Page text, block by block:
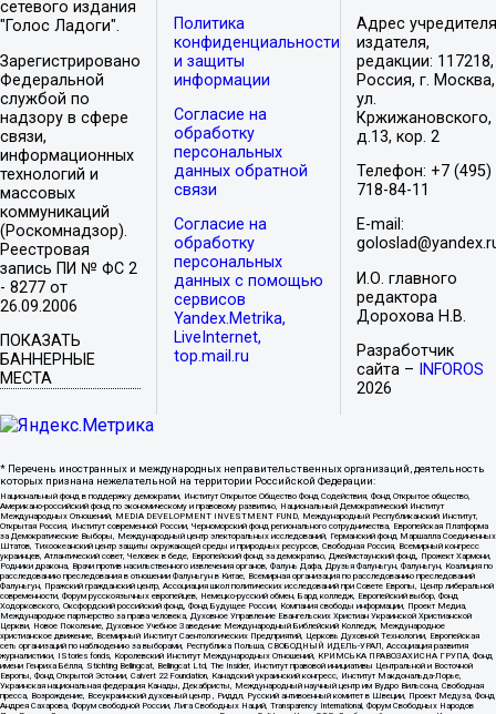
сетевого издания
"Голос Ладоги".
Зарегистрировано
Федеральной
службой по
надзору в сфере
связи,
информационных
технологий и
массовых
коммуникаций
(Роскомнадзор).
Реестровая
запись ПИ № ФС 2
- 8277 от
26.09.2006
ПОКАЗАТЬ
БАННЕРНЫЕ
МЕСТА
Политика
конфиденциальности
и защиты
информации
Согласие на
обработку
персональных
данных обратной
связи
Согласие на
обработку
персональных
данных с помощью
сервисов
Yandex.Metrika,
LiveInternet,
top.mail.ru
Адрес
издателя,
редакции: 117218,
Россия, г. Москва,
ул.
Кржижановского,
д.13, кор. 2
Телефон: +7 (495)
718-84-11
E-mail:
И.О. главного
редактора
Дорохова Н.В.
Разработчик
сайта –
INFOROS
2026
* Перечень иностранных и международных неправительственных организаций, деятельность
которых признана нежелательной на территории Российской Федерации:
Национальный фонд в поддержку демократии, Институт Открытое Общество Фонд Содействия, Фонд Открытое общество,
Американо-российский фонд по экономическому и правовому развитию, Национальный Демократический Институт
Международных Отношений, MEDIA DEVELOPMENT INVESTMENT FUND, Международный Республиканский Институт,
Открытая Россия, Институт современной России, Черноморский фонд регионального сотрудничества, Европейская Платформа
за Демократические Выборы, Международный центр электоральных исследований, Германский фонд Маршалла Соединенных
Штатов, Тихоокеанский центр защиты окружающей среды и природных ресурсов, Свободная Россия, Всемирный конгресс
украинцев, Атлантический совет, Человек в беде, Европейский фонд за демократию, Джеймстаунский фонд, Прожект Хармони,
Родники дракона, Врачи против насильственного извлечения органов, Фалунь Дафа, Друзья Фалуньгун, Фалуньгун, Коалиция по
расследованию преследования в отношении Фалуньгун в Китае, Всемирная организация по расследованию преследований
Фалуньгун, Пражский гражданский центр, Ассоциация школ политических исследований при Совете Европы, Центр либеральной
современности, Форум русскоязычных европейцев, Немецко-русский обмен, Бард колледж, Европейский выбор, Фонд
Ходорковского, Оксфордский российский фонд, Фонд Будущее России, Компания свободы информации, Проект Медиа,
Международное партнерство за права человека, Духовное Управление Евангельских Христиан Украинской Христианской
Церкви, Новое Поколение, Духовное Учебное Заведение Международный Библейский Колледж, Международное
христианское движение, Всемирный Институт Саентологических Предприятий, Церковь Духовной Технологии, Европейская
сеть организаций по наблюдению за выборами, Республика Польша, СВОБОДНЫЙ ИДЕЛЬ-УРАЛ, Ассоциация развития
журналистики, IStories fonds, Королевский Институт Международных Отношений, КРИМСЬКА ПРАВОЗАХИСНА ГРУПА, Фонд
имени Генриха Бёлля, Stichting Bellingcat, Bellingcat Ltd, The Insider, Институт правовой инициативы Центральной и Восточной
Европы, Фонд Открытой Эстонии, Calvert 22 Foundation, Канадский украинский конгресс, Институт Макдональда-Лорье,
Украинская национальная федерация Канады, Декабристы, Международный научный центр им Вудро Вильсона, Свободная
пресса, Возрождение, Всеукраинский духовный центр , Риддл, Русский антивоенный комитет в Швеции, Проект Медуза, Фонд
Андрея Сахарова, Форум свободной России, Лига Свободных Наций, Transparеncy International, Форум Свободных Народов